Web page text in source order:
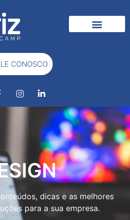
CONOSCO
dicas e as melhores
para a sua empresa.